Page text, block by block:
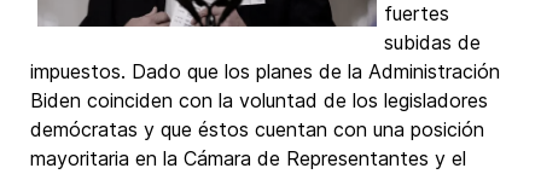
fuertes
subidas de
impuestos. Dado que los planes de la Administración
Biden coinciden con la voluntad de los legisladores
demócratas y que éstos cuentan con una posición
mayoritaria en la Cámara de Representantes y el